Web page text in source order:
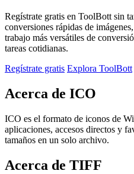
Regístrate gratis en ToolBott sin
conversiones rápidas de
trabajo más versátiles de
tareas cotidianas.
Regístrate gratis Explora ToolBott
Acerca de ICO
ICO es el formato de iconos de
aplicaciones, accesos directos y
tamaños en un solo archivo.
Acerca de TIFF